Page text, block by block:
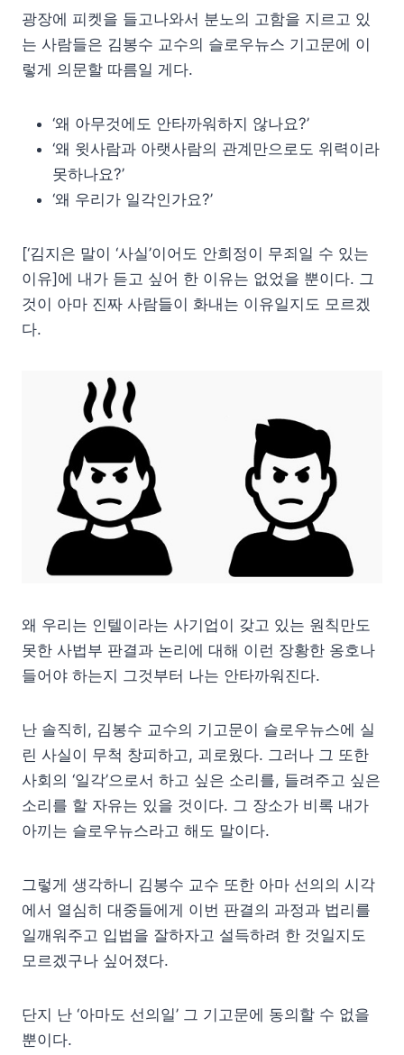
광장에 피켓을 들고나와서 분노의 고함을 지르고 있
는 사람들은 김봉수 교수의 슬로우뉴스 기고문에 이
렇게 의문할 따름일 게다.
‘왜 아무것에도 안타까워하지 않나요?’
‘왜 윗사람과 아랫사람의 관계만으로도 위력이라
못하나요?’
‘왜 우리가 일각인가요?’
[‘김지은 말이 ‘사실’이어도 안희정이 무죄일 수 있는
이유]에 내가 듣고 싶어 한 이유는 없었을 뿐이다. 그
것이 아마 진짜 사람들이 화내는 이유일지도 모르겠
다.
왜 우리는 인텔이라는 사기업이 갖고 있는 원칙만도
못한 사법부 판결과 논리에 대해 이런 장황한 옹호나
들어야 하는지 그것부터 나는 안타까워진다.
난 솔직히, 김봉수 교수의 기고문이 슬로우뉴스에 실
린 사실이 무척 창피하고, 괴로웠다. 그러나 그 또한
사회의 ‘일각’으로서 하고 싶은 소리를, 들려주고 싶은
소리를 할 자유는 있을 것이다. 그 장소가 비록 내가
아끼는 슬로우뉴스라고 해도 말이다.
그렇게 생각하니 김봉수 교수 또한 아마 선의의 시각
에서 열심히 대중들에게 이번 판결의 과정과 법리를
일깨워주고 입법을 잘하자고 설득하려 한 것일지도
모르겠구나 싶어졌다.
단지 난 ‘아마도 선의일’ 그 기고문에 동의할 수 없을
뿐이다.